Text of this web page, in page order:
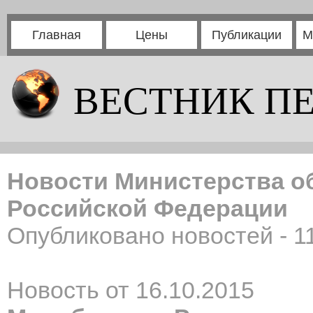
Главная Цены Публикации
ВЕСТНИК
Новости Министерства
Российской Федерации
Опубликовано новостей -
Новость от 16.10.2015